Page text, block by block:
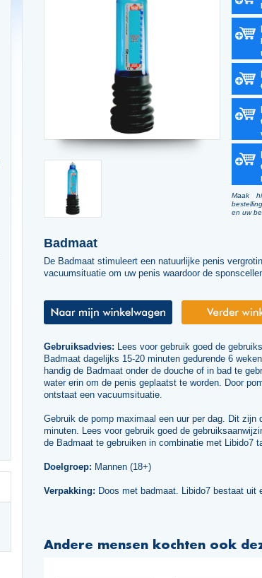
Maak
en uw
Badmaat
De Badmaat stimuleert een natuurlijke penis
vacuumsituatie om uw penis waardoor de
Gebruiksadvies: Lees voor gebruik goed de
Badmaat dagelijks 15-20 minuten gedurende 6
handig de Badmaat onder de douche of in bad te
water erin om de penis geplaatst te worden. Door
ontstaat een vacuumsituatie.
Gebruik de pomp maximaal een uur per dag. Dit
minuten. Lees voor gebruik goed de
de Badmaat te gebruiken in combinatie met Libido7
Doelgroep: Mannen (18+)
Verpakking: Doos met badmaat. Libido7 bestaat uit
Andere mensen kochten ook